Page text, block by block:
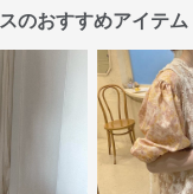
のおすすめアイテム